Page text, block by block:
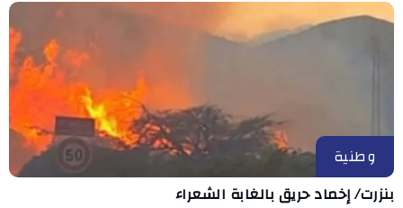
وطنية
بنزرت/ إخماد حريق بالغابة الشعراء